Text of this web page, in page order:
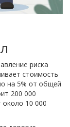
риска
стоимость
на 5% от общей
200 000
около 10 000